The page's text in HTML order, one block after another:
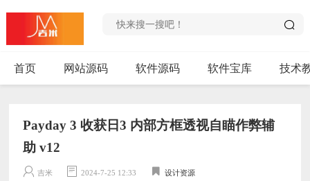
首页 网站源码 软件源码 软件宝库 技术
Payday 3 收获日3 内部方框透视自瞄作弊辅
助 v12
吉米 2024-7-25 12:33 设计资源